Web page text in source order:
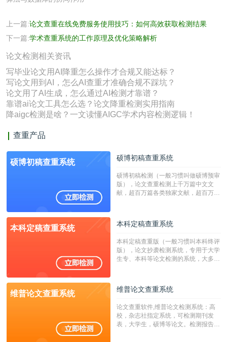
上一篇:论文查重在线免费服务使用技巧：如何高效获取检测结果
下一篇:学术查重系统的工作原理及优化策略解析
论文检测相关资讯
写毕业论文用AI降重怎么操作才合规又能达标？
写论文用到AI，怎么AI查重才准确合规不踩坑？
论文用了AI生成，怎么通过AI检测才靠谱？
靠谱ai论文工具怎么选？论文降重检测实用指南
降aigc检测是啥？一文读懂AIGC学术内容检测逻辑！
查重产品
硕博初稿查重系统 硕博初稿查重系统
硕博初稿检测（一般习惯叫做硕博预审
版），论文查重检测上千万篇中文文
献，超百万篇各类独家文献，超百万港
校用来检测硕博论文的系统，检测范围
广，数据来源真实，检测算法合理!本
字符数30万）
本科定稿查重系统 本科定稿查重系统
本科定稿查重版（一般习惯叫本科终评
版），论文抄袭检测系统，专用于大学
生专、本科等论文检测的系统，大多数
维普论文查重系统 维普论文查重系统
论文查重软件,维普论文检测系统：高
校，杂志社指定系统，可检测期刊发
表，大学生，硕博等论文。检测报告支